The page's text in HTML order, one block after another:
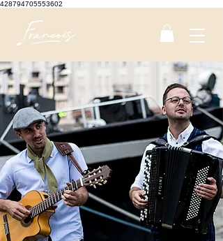
428794705553602